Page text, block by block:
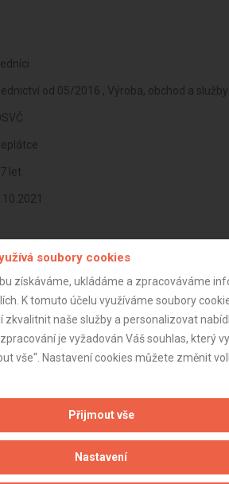
od 05/2016 , Výroba, obchod a
let
soubory cookies
získáváme, ukládáme a zpracováváme
K tomuto účelu využíváme soubory
zkvalitnit naše služby a personalizovat
je vyžadován Váš souhlas, který
vše“. Nastavení cookies můžete změnit
Přijmout vše
Nastavení